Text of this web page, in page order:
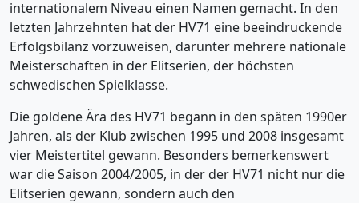
internationalem Niveau einen Namen gemacht. In den
letzten Jahrzehnten hat der HV71 eine beeindruckende
Erfolgsbilanz vorzuweisen, darunter mehrere nationale
Meisterschaften in der Elitserien, der höchsten
schwedischen Spielklasse.
Die goldene Ära des HV71 begann in den späten 1990er
Jahren, als der Klub zwischen 1995 und 2008 insgesamt
vier Meistertitel gewann. Besonders bemerkenswert
war die Saison 2004/2005, in der der HV71 nicht nur die
Elitserien gewann, sondern auch den